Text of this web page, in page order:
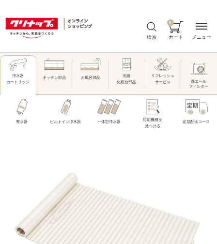
検索 カート
0
浄水器
カートリッジ
キッチン部品 お風呂部品
洗面
化粧台部品
リフレッシュ
サービス
洗エール
フィルター
整水器 ビルトイン浄水器 一体型浄水器
対応機種を
見つける
定期配送コース
メニュー